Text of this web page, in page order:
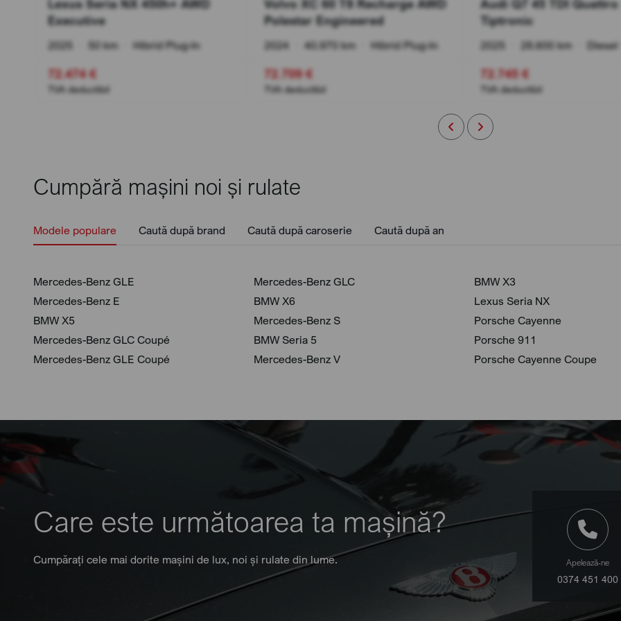
Lexus Seria NX 450h+ AWD
Executive
2025 50 km Hibrid Plug-In
72.474 €
TVA deductibil
Volvo XC 60 T8 Recharge AWD
Polestar Engineered
2024 40.970 km Hibrid Plug-In
72.709 €
TVA deductibil
Audi Q7 45 TDI Quattro
Tiptronic
2025 28.600 km Diesel
72.745 €
TVA deductibil
Cumpără mașini noi și rulate
Modele populare Caută după brand Caută după caroserie Caută după an
Mercedes-Benz GLE
Mercedes-Benz E
BMW X5
Mercedes-Benz GLC Coupé
Mercedes-Benz GLE Coupé
Mercedes-Benz GLC
BMW X6
Mercedes-Benz S
BMW Seria 5
Mercedes-Benz V
BMW X3
Lexus Seria NX
Porsche Cayenne
Porsche 911
Porsche Cayenne Coupe
Care este următoarea ta mașină?
Cumpărați cele mai dorite mașini de lux, noi și rulate din lume. Apelează-ne
0374 451 400